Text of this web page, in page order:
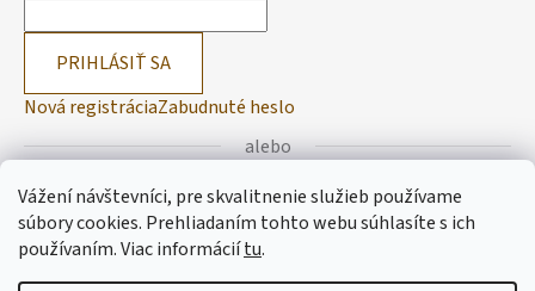
Vážení návštevníci, pre skvalitnenie služieb používame
súbory cookies. Prehliadaním tohto webu súhlasíte s ich
používaním.Viac informáciítu.
PRIHLÁSIŤ SA
Nová registráciaZabudnuté heslo
alebo
Prihlásiť sa cez Facebook
Prihlásiť sa cez Google